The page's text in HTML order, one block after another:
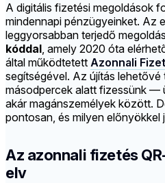
A digitális fizetési megoldások
mindennapi pénzügyeinket. Az
leggyorsabban terjedő
kóddal, amely 2020 óta
által működtetett Azonnali
segítségével. Az újítás
másodpercek alatt fizessünk —
akár magánszemélyek között.
pontosan, és milyen előnyökkel
Az azonnali fizetés
elv